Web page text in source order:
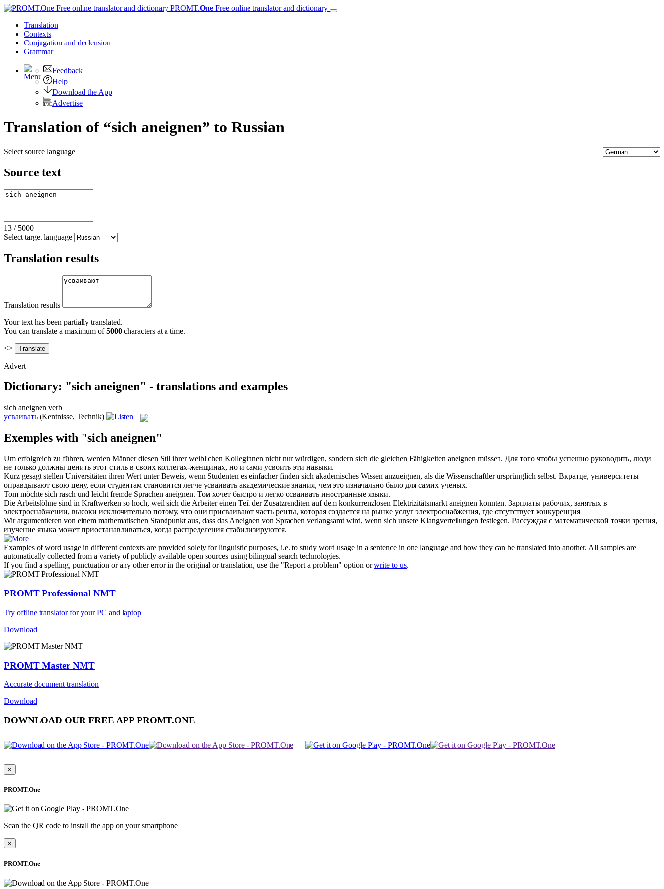
PROMT.One Free online translator and dictionary
Translation
Contexts
Conjugation and declension
Grammar
Feedback
Help
Download the App
Advertise
Translation of “sich aneignen” to Russian
Select source language
Source text
13 / 5000
Select target language
Translation results
Translation results
Your text has been partially translated.
You can translate a maximum of5000 characters at a time.
<>
Advert
Dictionary: "sich aneignen" - translations and examples
sich aneignen verb
усваивать (Kentnisse, Technik)
Exemples with "sich aneignen"
Um erfolgreich zu führen, werden Männer diesen Stil ihrer weiblichen Kolleginnen nicht nur würdigen, sondern sich die gleichen Fähigkeiten aneignen müssen. Для того чтобы успешно руководить, люди
не только должны ценить этот стиль в своих коллегах-женщинах, но и сами усвоить эти навыки.
Kurz gesagt stellen Universitäten ihren Wert unter Beweis, wenn Studenten es einfacher finden sich akademisches Wissen anzueignen, als die Wissenschaftler ursprünglich selbst. Вкратце, университеты
оправдывают свою цену, если студентам становится легче усваивать академические знания, чем это изначально было для самих ученых.
Tom möchte sich rasch und leicht fremde Sprachen aneignen. Том хочет быстро и легко осваивать иностранные языки.
Die Arbeitslöhne sind in Kraftwerken so hoch, weil sich die Arbeiter einen Teil der Zusatzrenditen auf dem konkurrenzlosen Elektrizitätsmarktaneignen konnten. Зарплаты рабочих, занятых в
электроснабжении, высоки исключительно потому, что они присваивают часть ренты, которая создается на рынке услуг электроснабжения, где отсутствует конкуренция.
Wir argumentieren von einem mathematischen Standpunkt aus, dass dasAneignen von Sprachen verlangsamt wird, wenn sich unsere Klangverteilungen festlegen. Рассуждая с математической точки зрения,
изучение языка может приостанавливаться, когда распределения стабилизируются.
Examples of word usage in different contexts are provided solely for linguistic purposes, i.e. to study word usage in a sentence in one language and how they can be translated into another. All samples are
automatically collected from a variety of publicly available open sources using bilingual search technologies.
If you find a spelling, punctuation or any other error in the original or translation, use the "Report a problem" option orwrite to us.
PROMT Professional NMT
Try offline translator for your PC and laptop
Download
PROMT Master NMT
Accurate document translation
Download
DOWNLOAD OUR FREE APP PROMT.ONE
×
PROMT.One
Scan the QR code to install the app on your smartphone
×
PROMT.One